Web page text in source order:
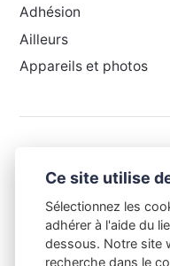
Adhésion
Ailleurs
Appareils et photos
Ce site utilise
Sélectionnez les
adhérer à l'aide du
dessous. Notre site
recherche dans le